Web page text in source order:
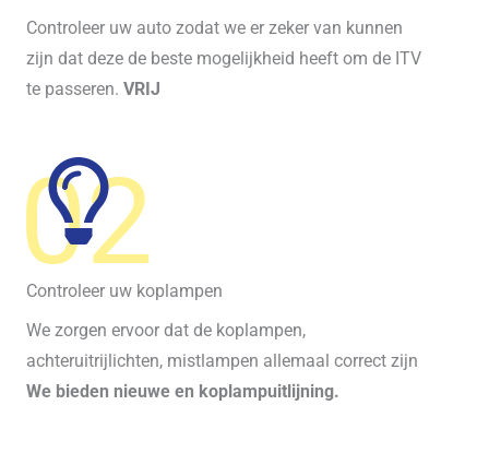
Controleer uw auto zodat we er zeker van kunnen
zijn dat deze de beste mogelijkheid heeft om de ITV
te passeren. VRIJ
02
Controleer uw koplampen
We zorgen ervoor dat de koplampen,
achteruitrijlichten, mistlampen allemaal correct zijn
We bieden nieuwe en koplampuitlijning.